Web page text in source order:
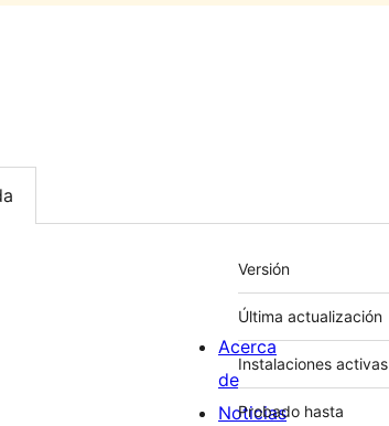
Meta
Versión
Última actualización
Instalaciones activas
Probado hasta
Acerca
de
Noticias